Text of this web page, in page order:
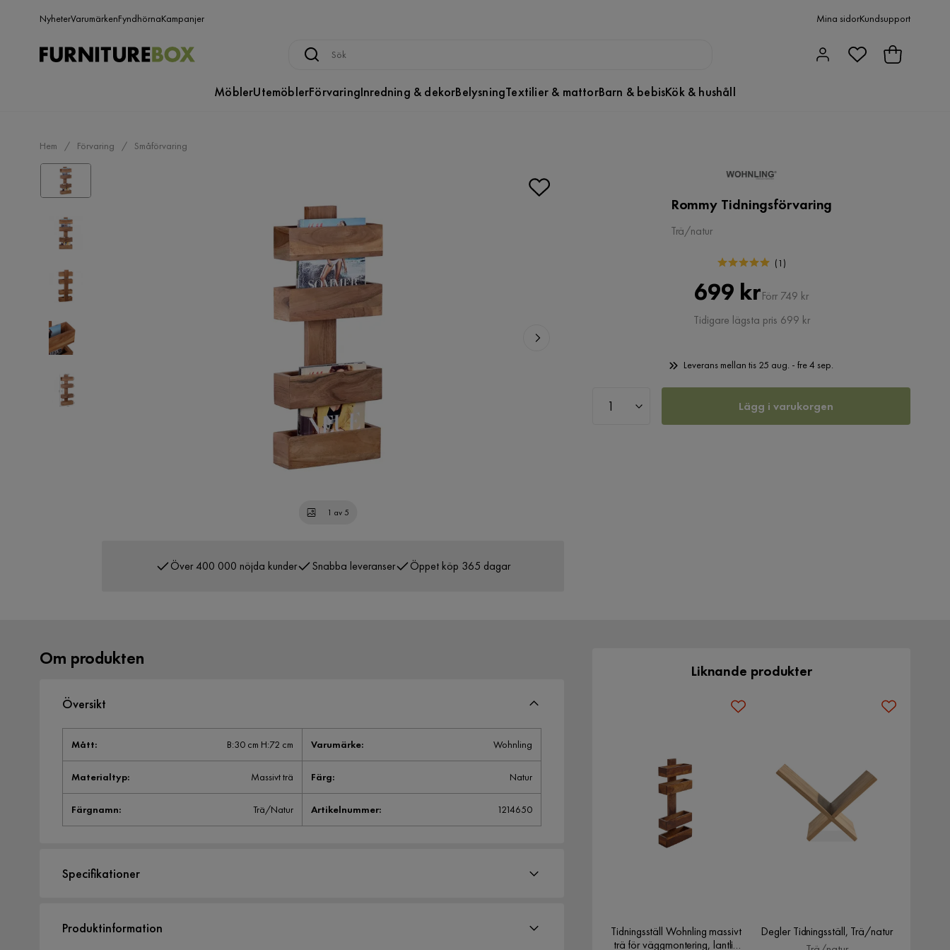
NyheterVarumärkenFyndhörnaKampanjer Mina sidorKundsupport
MöblerUtemöblerFörvaringInredning & dekorBelysningTextilier & mattorBarn & bebisKök & hushåll
Hem Förvaring Småförvaring
1 av 5
Över 400 000 nöjda kunder Snabba leveranser Öppet köp 365 dagar
Rommy Tidningsförvaring
Trä/natur
(1 )
Pris
699 krOriginal
Pris
Förr 749 kr
Tidigare lägsta pris 699 kr
Leverans mellan tis 25 aug. - fre 4 sep.
Lägg i varukorgen
Om produkten
Översikt
Mått: B:30 cm H:72 cm Varumärke: Wohnling
Materialtyp: Massivt trä Färg: Natur
Färgnamn: Trä/Natur Artikelnummer: 1214650
Specifikationer
Storlek
Produktinformation
Liknande produkter
Tidningsställ Wohnling massivt
trä för väggmontering, lantlig
Degler Tidningsställ, Trä/natur